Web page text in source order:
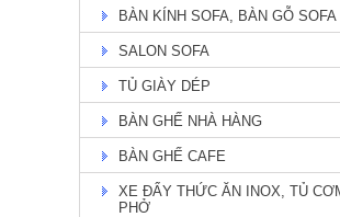
BÀN KÍNH SOFA, BÀN GỖ SOFA
SALON SOFA
TỦ GIÀY DÉP
BÀN GHẾ NHÀ HÀNG
BÀN GHẾ CAFE
XE ĐẨY THỨC ĂN INOX, TỦ
PHỞ
Chi Tiết